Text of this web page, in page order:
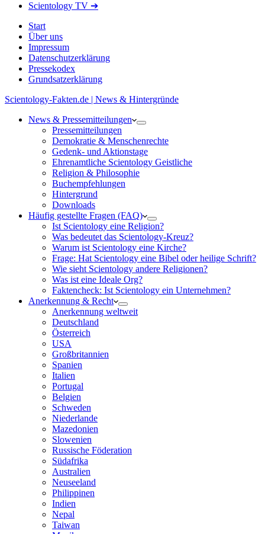
Scientology TV ➔
Start
Über uns
Impressum
Datenschutzerklärung
Pressekodex
Grundsatzerklärung
Scientology-Fakten.de | News & Hintergründe
News & Pressemitteilungen
Pressemitteilungen
Demokratie & Menschenrechte
Gedenk- und Aktionstage
Ehrenamtliche Scientology Geistliche
Religion & Philosophie
Buchempfehlungen
Hintergrund
Downloads
Häufig gestellte Fragen (FAQ)
Ist Scientology eine Religion?
Was bedeutet das Scientology-Kreuz?
Warum ist Scientology eine Kirche?
Frage: Hat Scientology eine Bibel oder heilige Schrift?
Wie sieht Scientology andere Religionen?
Was ist eine Ideale Org?
Faktencheck: Ist Scientology ein Unternehmen?
Anerkennung & Recht
Anerkennung weltweit
Deutschland
Österreich
USA
Großbritannien
Spanien
Italien
Portugal
Belgien
Schweden
Niederlande
Mazedonien
Slowenien
Russische Föderation
Südafrika
Australien
Neuseeland
Philippinen
Indien
Nepal
Taiwan